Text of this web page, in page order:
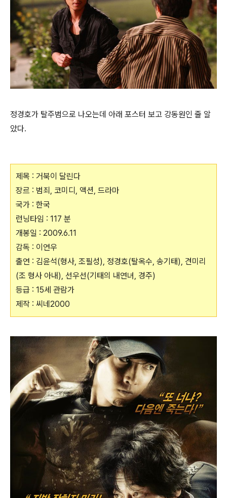
정경호가 탈주범으로 나오는데 아래 포스터 보고 강동원인 줄 알
았다.
제목 : 거북이 달린다
장르 : 범죄, 코미디, 액션, 드라마
국가 : 한국
런닝타임 : 117 분
개봉일 : 2009.6.11
감독 : 이연우
출연 : 김윤석(형사, 조필성), 정경호(탈옥수, 송기태), 견미리
(조 형사 아내), 선우선(기태의 내연녀, 경주)
등급 : 15세 관람가
제작 : 씨네2000